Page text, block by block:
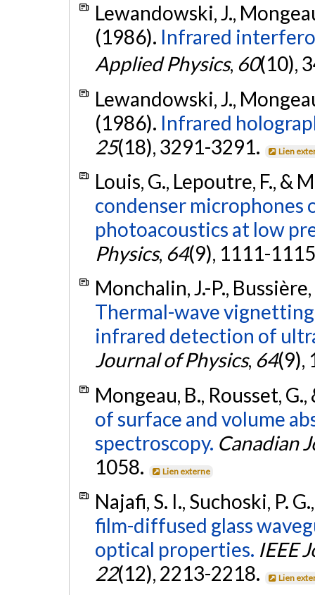
Lewandowski, J.,
(1986). Infrared
Applied Physics, 60(10),
Lewandowski, J.,
(1986). Infrared
25(18), 3291-3291. Lien
Louis, G., Lepoutre, F., &
condenser microphones
photoacoustics at low
Physics, 64(9), 1111-
Monchalin, J.-P.,
Thermal-wave
infrared detection of
Journal of Physics, 64(9),
Mongeau, B., Rousset,
of surface and volume
spectroscopy. Canadian
1058.
Lien externe
Najafi, S. I., Suchoski, P.
film-diffused glass
optical properties. IEEE
22(12), 2213-2218. Lien